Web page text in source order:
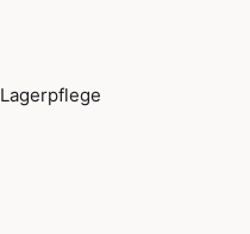
Lagerpflege